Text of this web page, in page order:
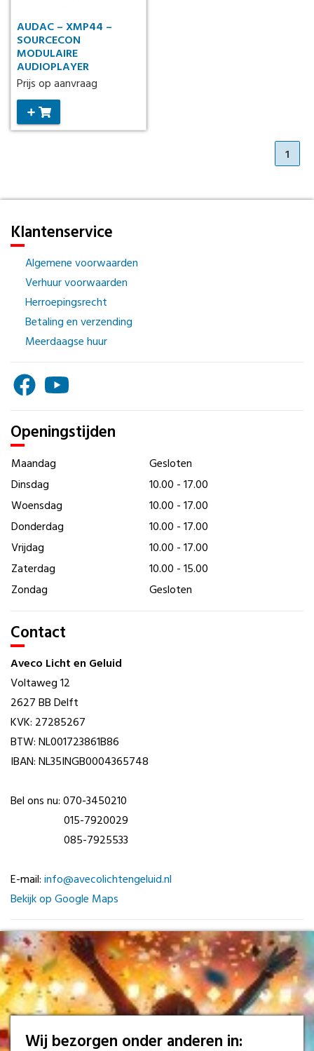
AUDAC – XMP44 –
SOURCECON
MODULAIRE
AUDIOPLAYER
Prijs op aanvraag
1
Klantenservice
Algemene voorwaarden
Verhuur voorwaarden
Herroepingsrecht
Betaling en verzending
Meerdaagse huur
Openingstijden
Maandag
Gesloten
Dinsdag
10.00 - 17.00
Woensdag
10.00 - 17.00
Donderdag
10.00 - 17.00
Vrijdag
10.00 - 17.00
Zaterdag
10.00 - 15.00
Zondag
Gesloten
Contact
Aveco Licht en Geluid
Voltaweg 12
2627 BB Delft
KVK: 27285267
BTW: NL001723861B86
IBAN: NL35INGB0004365748
Bel ons nu: 070-3450210
015-7920029
085-7925533
E-mail: info@avecolichtengeluid.nl
Bekijk op Google Maps
Wij bezorgen onder anderen in: